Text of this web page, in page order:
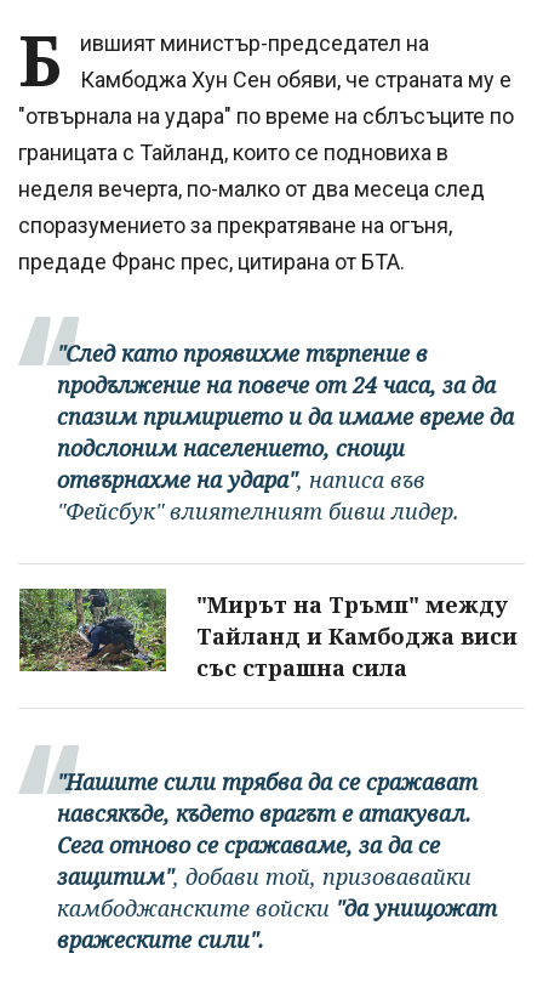
Б
ившият министър-председател на
Камбоджа Хун Сен обяви, че страната му е
"отвърнала на удара" по време на сблъсъците по
границата с Тайланд, които се подновиха в
неделя вечерта, по-малко от два месеца след
споразумението за прекратяване на огъня,
предаде Франс прес, цитирана от БТА.
"След като проявихме търпение в
продължение на повече от 24 часа, за да
спазим примирието и да имаме време да
подслоним населението, снощи
отвърнахме на удара", написа във
"Фейсбук" влиятелният бивш лидер.
"Мирът на Тръмп" между
Тайланд и Камбоджа виси
със страшна сила
"Нашите сили трябва да се сражават
навсякъде, където врагът е атакувал.
Сега отново се сражаваме, за да се
защитим", добави той, призовавайки
камбоджанските войски "да унищожат
вражеските сили".